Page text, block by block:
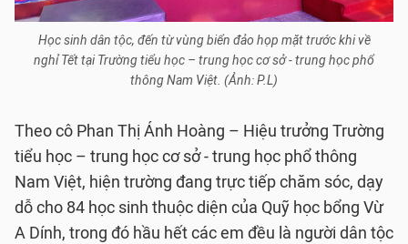
Học sinh dân tộc, đến từ vùng biển đảo họp mặt trước khi về
nghỉ Tết tại Trường tiểu học – trung học cơ sở - trung học phổ
thông Nam Việt. (Ảnh: P.L)
Theo cô Phan Thị Ánh Hoàng – Hiệu trưởng Trường
tiểu học – trung học cơ sở - trung học phổ thông
Nam Việt, hiện trường đang trực tiếp chăm sóc, dạy
dỗ cho 84 học sinh thuộc diện của Quỹ học bổng Vừ
A Dính, trong đó hầu hết các em đều là người dân tộc